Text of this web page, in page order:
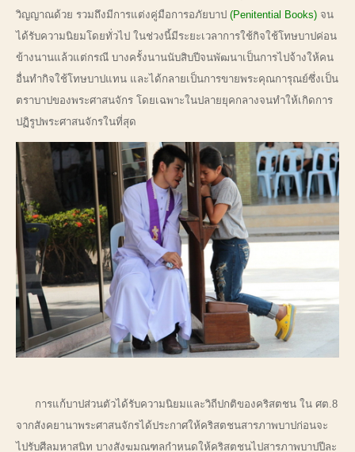
วิญญาณด้วย รวมถึงมีการแต่งคู่มือการอภัยบาป (Penitential Books) จน
ได้รับความนิยมโดยทั่วไป ในช่วงนี้มีระยะเวลาการใช้กิจใช้โทษบาปค่อน
ข้างนานแล้วแต่กรณี บางครั้งนานนับสิบปีจนพัฒนาเป็นการไปจ้างให้คน
อื่นทำกิจใช้โทษบาปแทน และได้กลายเป็นการขายพระคุณการุณย์ซึ่งเป็น
ตราบาปของพระศาสนจักร โดยเฉพาะในปลายยุคกลางจนทำให้เกิดการ
ปฏิรูปพระศาสนจักรในที่สุด
การแก้บาปส่วนตัวได้รับความนิยมและวิถีปกติของคริสตชน ใน ศต.8
จากสังคยานาพระศาสนจักรได้ประกาศให้คริสตชนสารภาพบาปก่อนจะ
ไปรับศีลมหาสนิท บางสังฆมณฑลกำหนดให้คริสตชนไปสารภาพบาปปีละ